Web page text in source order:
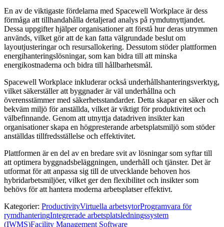
En av de viktigaste fördelarna med Spacewell Workplace är dess
förmåga att tillhandahålla detaljerad analys på rymdutnyttjandet.
Dessa uppgifter hjälper organisationer att förstå hur deras utrymmen
används, vilket gör att de kan fatta välgrundade beslut om
layoutjusteringar och resursallokering. Dessutom stöder plattformen
energihanteringslösningar, som kan bidra till att minska
energikostnaderna och bidra till hållbarhetsmål.
Spacewell Workplace inkluderar också underhållshanteringsverktyg,
vilket säkerställer att byggnader är väl underhållna och
överensstämmer med säkerhetsstandarder. Detta skapar en säker och
bekväm miljö för anställda, vilket är viktigt för produktivitet och
välbefinnande. Genom att utnyttja datadriven insikter kan
organisationer skapa en högpresterande arbetsplatsmiljö som stöder
anställdas tillfredsställelse och effektivitet.
Plattformen är en del av en bredare svit av lösningar som syftar till
att optimera byggnadsbeläggningen, underhåll och tjänster. Det är
utformat för att anpassa sig till de utvecklande behoven hos
hybridarbetsmiljöer, vilket ger den flexibilitet och insikter som
behövs för att hantera moderna arbetsplatser effektivt.
Kategorier: ProductivityVirtuella arbetsytorProgramvara för
rymdhanteringIntegrerade arbetsplatsledningssystem
(IWMS)Facility Management Software